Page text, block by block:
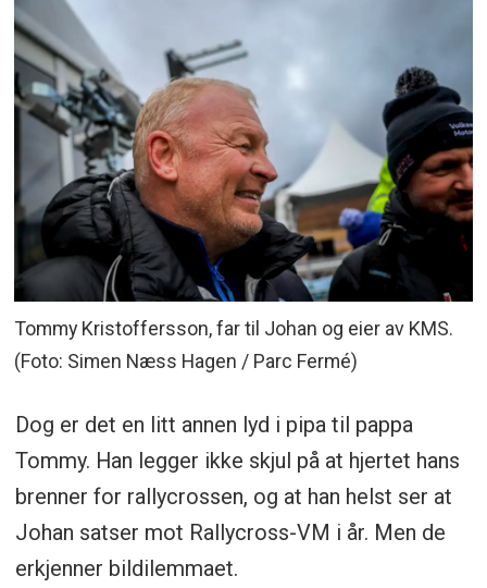
Tommy Kristoffersson, far til Johan og eier av KMS.
(Foto: Simen Næss Hagen / Parc Fermé)
Dog er det en litt annen lyd i pipa til pappa
Tommy. Han legger ikke skjul på at hjertet hans
brenner for rallycrossen, og at han helst ser at
Johan satser mot Rallycross-VM i år. Men de
erkjenner bildilemmaet.